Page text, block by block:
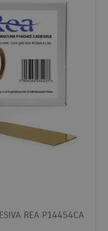
REA P14454CA